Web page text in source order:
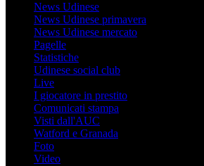
News Udinese
News Udinese primavera
News Udinese mercato
Pagelle
Statistiche
Udinese social club
Live
I giocatore in prestito
Comunicati stampa
Visti dall'AUC
Watford e Granada
Foto
Video